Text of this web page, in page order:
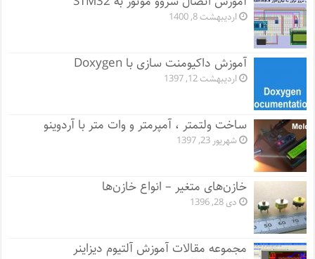
اردیبهشت 8, 1400
آموزش داکیومنت سازی با Doxygen
اردیبهشت 12, 1397
ساخت ولتمتر ، آمپرمتر و وات متر با آردوینو
شهریور 23, 1397
خازن‌های متغیر – انواع خازن‌ها
دی 28, 1396
مجموعه مقالات آموزش آلتیوم دیزاینر